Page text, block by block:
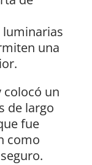
una
colocó un
de largo
fue
como